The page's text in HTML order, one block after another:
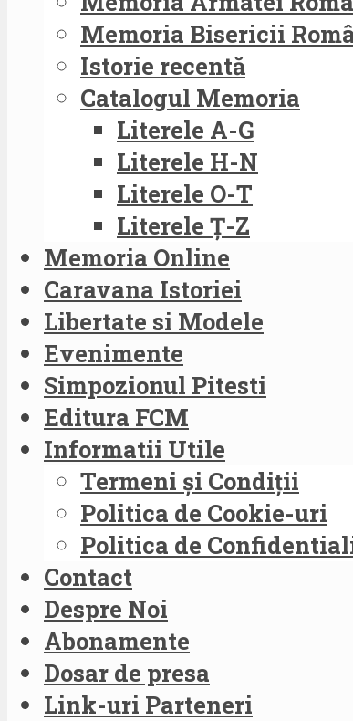
Memoria Bisericii
Istorie recentă
Catalogul Memoria
Literele A-G
Literele H-N
Literele O-T
Literele Ț-Z
Memoria Online
Caravana Istoriei
Libertate si Modele
Evenimente
Simpozionul Pitesti
Editura FCM
Informatii Utile
Termeni și Condiții
Politica de Cookie-uri
Politica de
Contact
Despre Noi
Abonamente
Dosar de presa
Link-uri Parteneri